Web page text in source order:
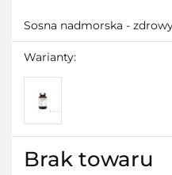
Sosna nadmorska -
Warianty:
Brak towaru